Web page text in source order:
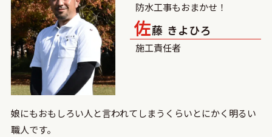
防水工事もおまかせ！
佐藤 きよひろ
施⼯責任者
娘にもおもしろい人と言われてしまうくらいとにかく明るい
職人です。